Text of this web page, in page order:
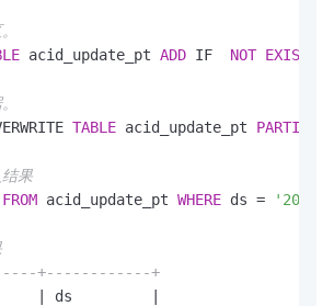
acid_update_pt ADD IF NOT EXISTS
TABLE acid_update_pt PARTITION
果
FROM acid_update_pt WHERE ds = '2019'
+------------+
ds